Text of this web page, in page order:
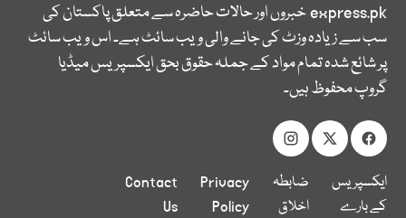
express.pkخبروں اور حالات حاضرہ سے متعلق پاکستان کی
سب سے زیادہ وزٹ کی جانے والی ویب سائٹ ہے۔ اس ویب سائٹ
پر شائع شدہ تمام مواد کے جملہ حقوق بحق ایکسپریس میڈیا
گروپ محفوظ ہیں۔
ایکسپریس
کے بارے
ضابطہ
اخلاق
Privacy
Policy
Contact
Us